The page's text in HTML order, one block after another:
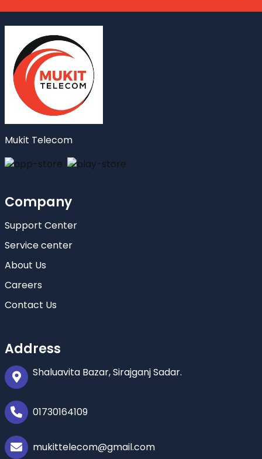
Mukit Telecom
Company
Support Center
Service center
About Us
Careers
Contact Us
Address
Shaluavita Bazar, Sirajganj Sadar.
01730164109
mukittelecom@gmail.com